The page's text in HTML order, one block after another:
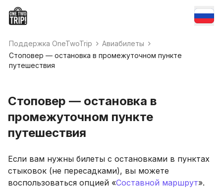
Поддержка OneTwoTrip
Авиабилеты
Стоповер — остановка в промежуточном пункте
путешествия
Стоповер — остановка в
промежуточном пункте
путешествия
Если вам нужны билеты с остановками в пунктах
стыковок (не пересадками), вы можете
воспользоваться опцией «Составной маршрут».